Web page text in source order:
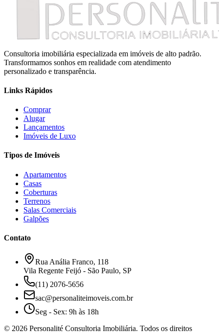
Consultoria imobiliária especializada em imóveis de alto padrão.
Transformamos sonhos em realidade com atendimento
personalizado e transparência.
Links Rápidos
Comprar
Alugar
Lançamentos
Imóveis de Luxo
Tipos de Imóveis
Apartamentos
Casas
Coberturas
Terrenos
Salas Comerciais
Galpões
Contato
Rua Anália Franco, 118
Vila Regente Feijó - São Paulo, SP
(11) 2076-5656
sac@personaliteimoveis.com.br
Seg - Sex: 9h às 18h
© 2026 Personalité Consultoria Imobiliária. Todos os direitos